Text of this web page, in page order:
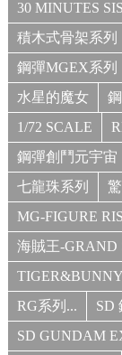
30 MINUTES
積木式骨架系列
鋼彈MGEX系列
水星的魔女
1/72 SCALE
鋼彈創鬥元宇宙
七龍珠系列
MG-FIGURE
海賊王-GRAND
RG系列...
SD
SD GUNDAM